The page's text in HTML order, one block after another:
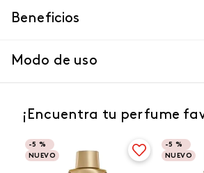
Beneficios
Modo de uso
¡Encuentra tu perfume
-5 %
NUEVO
-5 %
NUEVO